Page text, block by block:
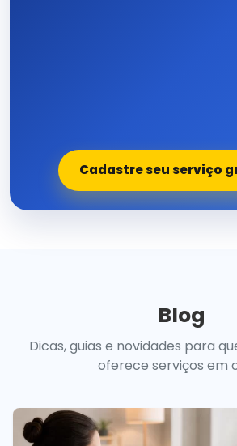
Cadastre seu serviço
Blog
Dicas, guias e novidades para
oferece serviços em